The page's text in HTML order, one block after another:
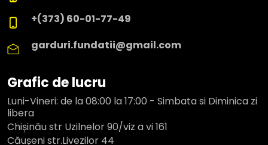
+(373) 60-01-77-49
garduri.fundatii@gmail.com
Grafic de lucru
Luni-Vineri: de la 08:00 la 17:00 - Simbata si Diminica zi
libera
Chișinău str Uzilnelor 90/viz a vi 161
Căușeni str.Livezilor 44